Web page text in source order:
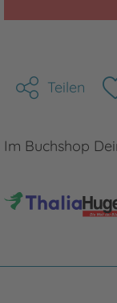
Teilen
Im Buchshop